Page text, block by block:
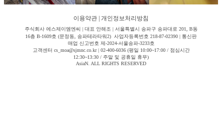
이용약관 개인정보처리방침
주식회사 에스제이엠엔씨 | 대표 안해조 | 서울특별시 송파구 송파대로 201, B동
16층 B-1609호 (문정동, 송파테라타워2) 사업자등록번호 218-87-02390 | 통신판
매업 신고번호 제-2024-서울송파-3233호
고객센터 cs_moa@sjmnc.co.kr | 02-400-6036 (평일 10:00~17:00 / 점심시간
12:30~13:30 / 주말 및 공휴일 휴무)
AsiaN. ALL RIGHTS RESERVED